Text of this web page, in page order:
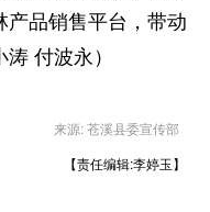
品销售平台，带动
付波永）
来源: 苍溪县委宣传部
【责任编辑:李婷玉】